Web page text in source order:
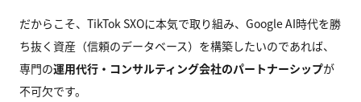
だからこそ、TikTok SXOに本気で取り組み、Google AI時代を勝
ち抜く資産（信頼のデータベース）を構築したいのであれば、
専門の運用代行・コンサルティング会社のパートナーシップが
不可欠です。